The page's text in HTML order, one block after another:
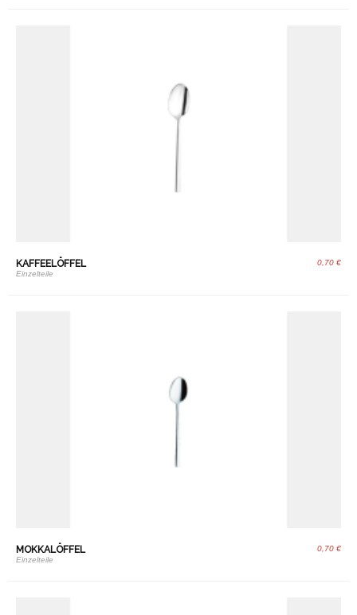
0,70 €
KAFFEELÖFFEL
Einzelteile
0,70 €
MOKKALÖFFEL
Einzelteile